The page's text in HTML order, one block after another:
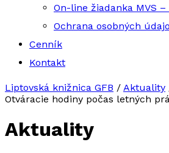
On-line žiadanka MVS
Ochrana osobných
Cenník
Kontakt
Liptovská knižnica GFB / Aktuality
Otváracie hodiny počas letných
Aktuality